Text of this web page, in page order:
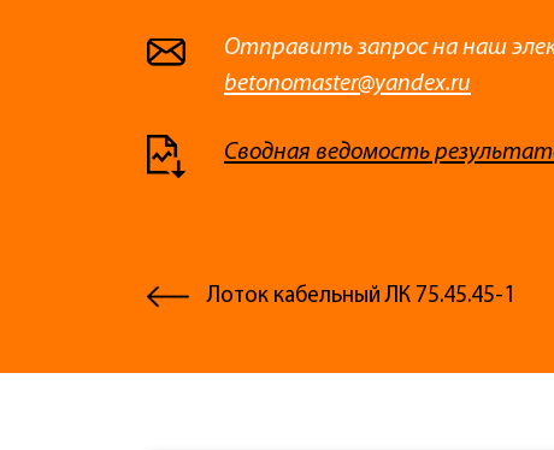
Отправить запрос на наш
betonomaster@yandex.ru
Сводная ведомость
Лоток кабельный ЛК 75.45.45-1